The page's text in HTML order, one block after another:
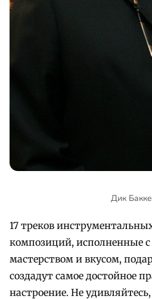
Дик
17 треков
композиций, исполненные
мастерством и вкусом,
создадут самое достойное
настроение. Не